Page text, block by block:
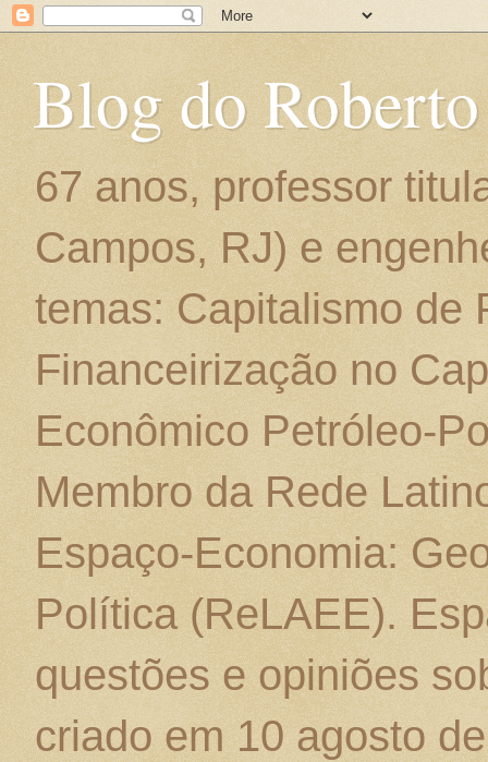
Blog do
67 anos, professor
Campos, RJ) e
temas: Capitalismo de
Financeirização no
Econômico Petróleo-
Membro da Rede
Espaço-Economia:
Política (ReLAEE).
questões e opiniões
criado em 10 agosto